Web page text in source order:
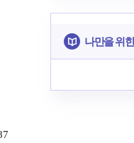
나만을 위